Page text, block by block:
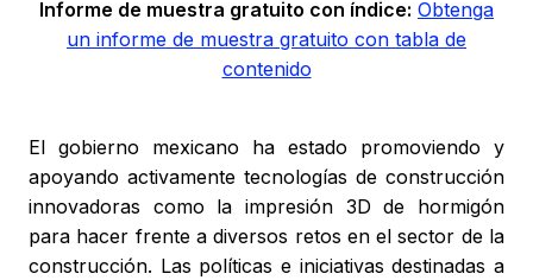
Informe de muestra gratuito con índice: Obtenga
un informe de muestra gratuito con tabla de
contenido
El gobierno mexicano ha estado promoviendo y
apoyando activamente tecnologías de construcción
innovadoras como la impresión 3D de hormigón
para hacer frente a diversos retos en el sector de la
construcción. Las políticas e iniciativas destinadas a